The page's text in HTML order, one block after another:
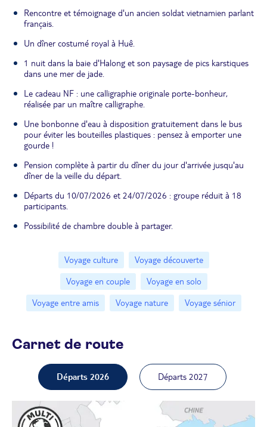
Rencontre et témoignage d'un ancien soldat vietnamien parlant
français.
Un dîner costumé royal à Huê.
1 nuit dans la baie d'Halong et son paysage de pics karstiques
dans une mer de jade.
Le cadeau NF : une calligraphie originale porte-bonheur,
réalisée par un maître calligraphe.
Une bonbonne d'eau à disposition gratuitement dans le bus
pour éviter les bouteilles plastiques : pensez à emporter une
gourde !
Pension complète à partir du dîner du jour d'arrivée jusqu'au
dîner de la veille du départ.
Départs du 10/07/2026 et 24/07/2026 : groupe réduit à 18
participants.
Possibilité de chambre double à partager.
Voyage culture
Voyage découverte
Voyage en couple
Voyage en solo
Voyage entre amis
Voyage nature Voyage sénior
Carnet de route
Départs 2026 Départs 2027